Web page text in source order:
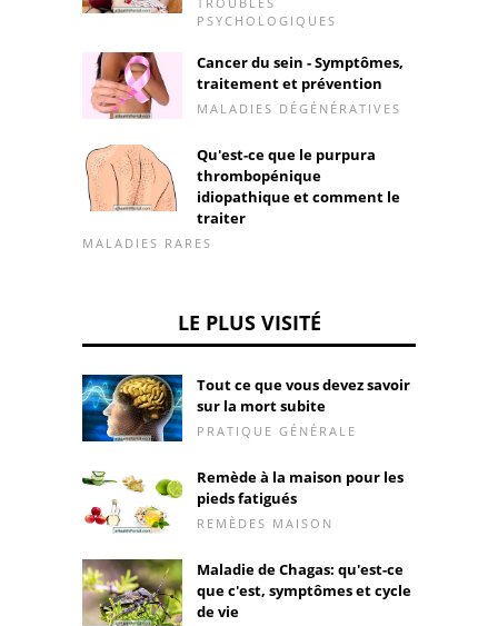
PSYCHOLOGIQUES
Cancer du sein - Symptômes,
traitement et prévention
MALADIES DÉGÉNÉRATIVES
Qu'est-ce que le purpura
thrombopénique
idiopathique et comment le
traiter
MALADIES RARES
LE PLUS VISITÉ
Tout ce que vous devez savoir
sur la mort subite
PRATIQUE GÉNÉRALE
Remède à la maison pour les
pieds fatigués
REMÈDES MAISON
Maladie de Chagas: qu'est-ce
que c'est, symptômes et cycle
de vie